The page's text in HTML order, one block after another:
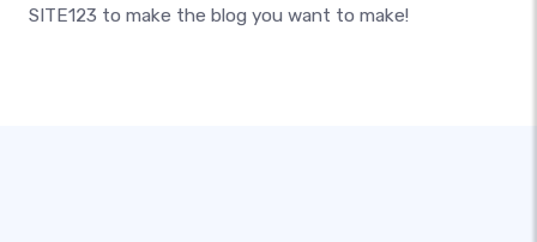
SITE123 to make the blog you want to make!